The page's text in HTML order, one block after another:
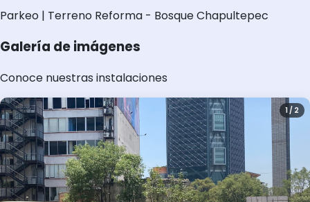
Parkeo | Terreno Reforma - Bosque Chapultepec
Galería de imágenes
Conoce nuestras instalaciones
1 / 2